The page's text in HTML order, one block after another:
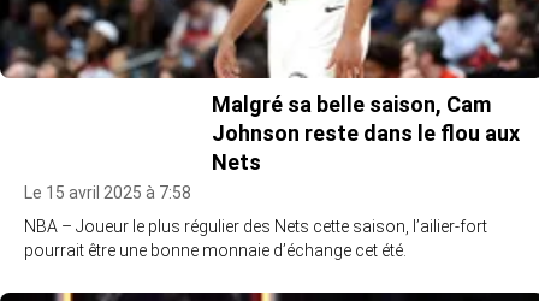
Malgré sa belle saison, Cam
Johnson reste dans le flou aux
Nets
Le 15 avril 2025 à 7:58
NBA – Joueur le plus régulier des Nets cette saison, l’ailier-fort
pourrait être une bonne monnaie d’échange cet été.